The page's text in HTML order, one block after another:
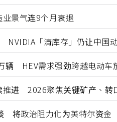
景气连9个月衰退
「清库存」仍让中国
辆 HEV需求强劲跨越电动车
推进 2026聚焦关键矿产、转
将政治阻力化为英特尔资金